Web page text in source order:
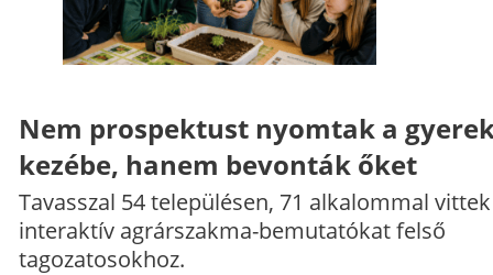
Nem prospektust nyomtak a
kezébe, hanem bevonták őket
Tavasszal 54 településen, 71 alkalommal vittek
interaktív agrárszakma-bemutatókat felső
tagozatosokhoz.